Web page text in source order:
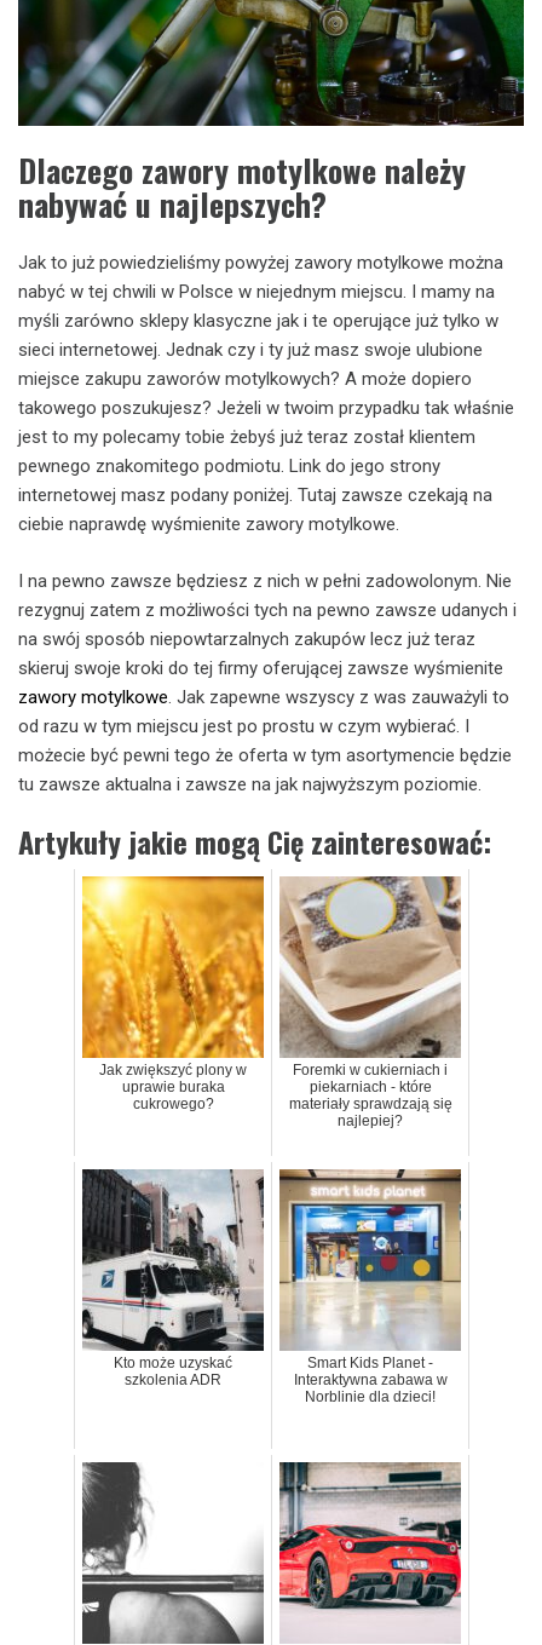
Dlaczego zawory motylkowe należy
nabywać u najlepszych?
Jak to już powiedzieliśmy powyżej zawory motylkowe można
nabyć w tej chwili w Polsce w niejednym miejscu. I mamy na
myśli zarówno sklepy klasyczne jak i te operujące już tylko w
sieci internetowej. Jednak czy i ty już masz swoje ulubione
miejsce zakupu zaworów motylkowych? A może dopiero
takowego poszukujesz? Jeżeli w twoim przypadku tak właśnie
jest to my polecamy tobie żebyś już teraz został klientem
pewnego znakomitego podmiotu. Link do jego strony
internetowej masz podany poniżej. Tutaj zawsze czekają na
ciebie naprawdę wyśmienite zawory motylkowe.
I na pewno zawsze będziesz z nich w pełni zadowolonym. Nie
rezygnuj zatem z możliwości tych na pewno zawsze udanych i
na swój sposób niepowtarzalnych zakupów lecz już teraz
skieruj swoje kroki do tej firmy oferującej zawsze wyśmienite
zawory motylkowe. Jak zapewne wszyscy z was zauważyli to
od razu w tym miejscu jest po prostu w czym wybierać. I
możecie być pewni tego że oferta w tym asortymencie będzie
tu zawsze aktualna i zawsze na jak najwyższym poziomie.
Artykuły jakie mogą Cię zainteresować:
Jak zwiększyć plony w
uprawie buraka
cukrowego?
Foremki w cukierniach i
piekarniach - które
materiały sprawdzają się
najlepiej?
Kto może uzyskać
szkolenia ADR
Smart Kids Planet -
Interaktywna zabawa w
Norblinie dla dzieci!